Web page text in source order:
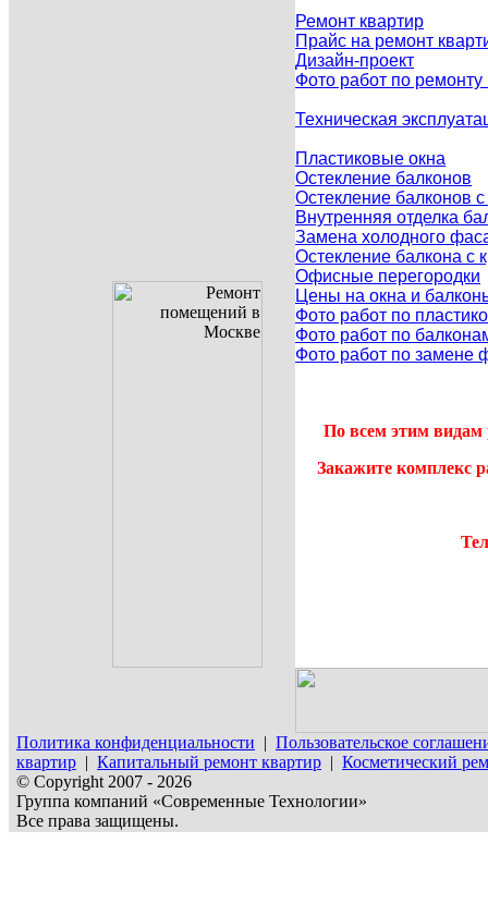
Ремонт квартир
Прайс на ремонт
Дизайн-проект
Фото работ по ремонту
Техническая
Пластиковые окна
Остекление балконов
Остекление балконов
Внутренняя отделка
Замена холодного
Остекление балкона с
Офисные перегородки
Цены на окна и
Фото работ по
Фото работ по
Фото работ по замене
По всем этим видам
Закажите комплекс
Политика конфиденциальности | Пользовательское
квартир | Капитальный ремонт квартир | Косметический
© Copyright 2007 - 2026
Группа компаний «Современные Технологии»
Все права защищены.